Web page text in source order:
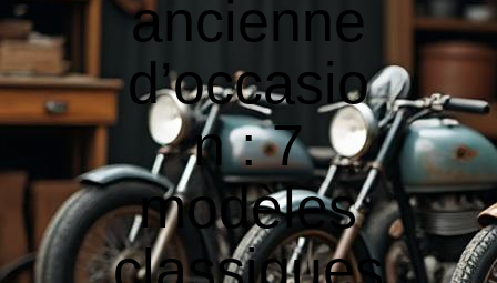
ancienne
d’occasio
n : 7
modèles
classiques